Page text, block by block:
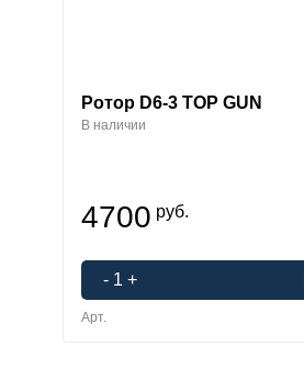
Ротор D6-3 TOP GUN
В наличии
4700 руб.
- 1 +
Арт.